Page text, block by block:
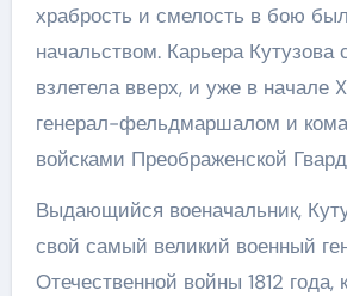
храбрость и смелость в бою
начальством. Карьера Кутузова
взлетела вверх, и уже в начале
генерал-фельдмаршалом и
войсками Преображенской
Выдающийся военачальник,
свой самый великий военный
Отечественной войны 1812 года,